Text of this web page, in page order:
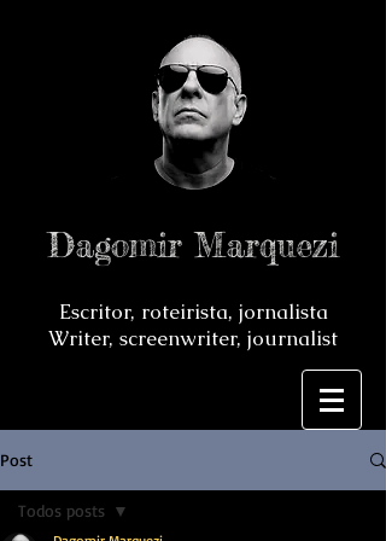
Dagomir Marquezi
Escritor, roteirista, jornalista
Writer, screenwriter, journalist
Post
Todos posts